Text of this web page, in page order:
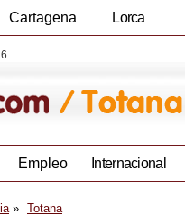
Cartagena Lorca
Empleo Internacional
Totana